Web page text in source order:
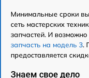
Минимальные сроки
сеть мастерских
запчастей. И
запчасть на модель 3.
предоставляется
Знаем свое дело